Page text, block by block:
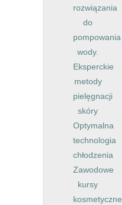
rozwiązania
do
pompowania
wody.
Eksperckie
metody
pielęgnacji
skóry
Optymalna
technologia
chłodzenia
Zawodowe
kursy
kosmetyczne